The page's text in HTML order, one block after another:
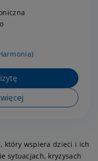
który wspiera dzieci i ich
sytuacjach, kryzysach